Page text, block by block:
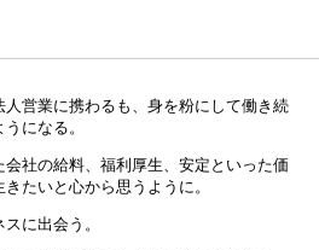
営業に携わるも、身を粉にして働き続
になる。
社の給料、福利厚生、安定といった価
たいと心から思うように。
に出会う。